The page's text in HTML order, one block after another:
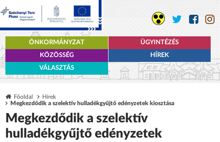
ÖNKORMÁNYZAT
ÜGYINTÉZÉS
KÖZÖSSÉG
HÍREK
VÁLASZTÁS
Főoldal
Hírek
Megkezdődik a szelektív hulladékgyűjtő edényzetek kiosztása
Megkezdődik a szelektív
hulladékgyűjtő edényzetek